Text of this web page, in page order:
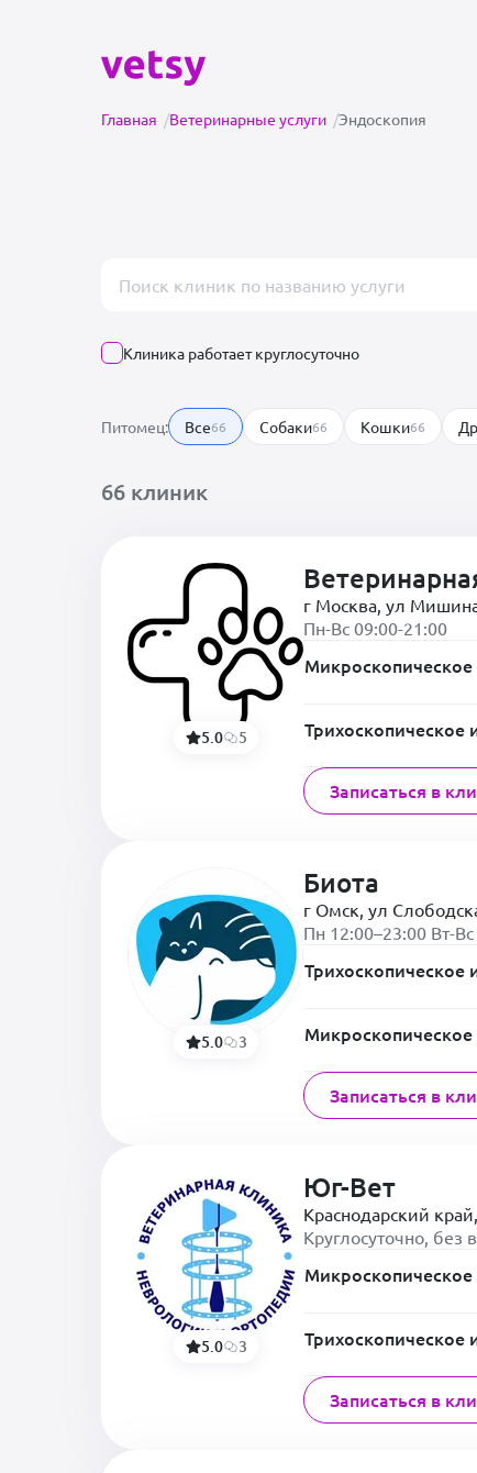
Главная /Ветеринарные услуги /Эндоскопия
Клиника работает круглосуточно
Питомец: Все66 Собаки66 Кошки66
66 клиник
5.0 5
г Москва, ул
Пн-Вс 09:00-21:00
Трихоскопическое
Записаться в
5.0 3
Биота
г Омск, ул
Пн 12:00–23:00 Вт-
Трихоскопическое
Записаться в
5.0 3
Юг-Вет
Краснодарский
Круглосуточно, без
Трихоскопическое
Записаться в